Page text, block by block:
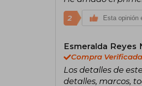
2 Esta opinión
Esmeralda Reyes
Compra Verificada
Los detalles de
detalles, marcos,